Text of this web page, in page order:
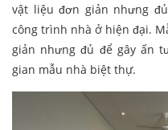
vật liệu đơn giản nhưng
công trình nhà ở hiện đại.
giản nhưng đủ để gây ấn
gian mẫu nhà biệt thự.